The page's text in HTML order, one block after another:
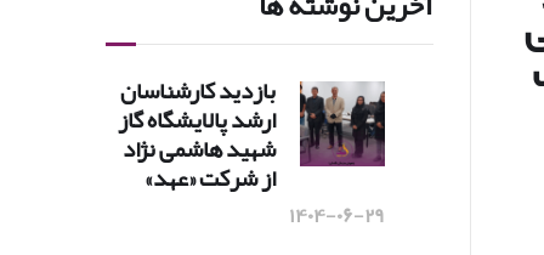
بازدید کارشناسان
ارشد پالایشگاه گاز
شهید هاشمی‌ نژاد
از شرکت «عهد»
۱۴۰۴-۰۶-۲۹